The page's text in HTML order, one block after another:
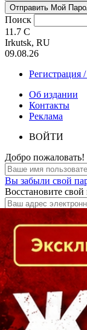
Поиск
11.7 C
Irkutsk, RU
09.08.26
Регистрация
Об издании
Контакты
Реклама
ВОЙТИ
Добро
Вы забыли свой
Восстановите свой
Кто есть кто в